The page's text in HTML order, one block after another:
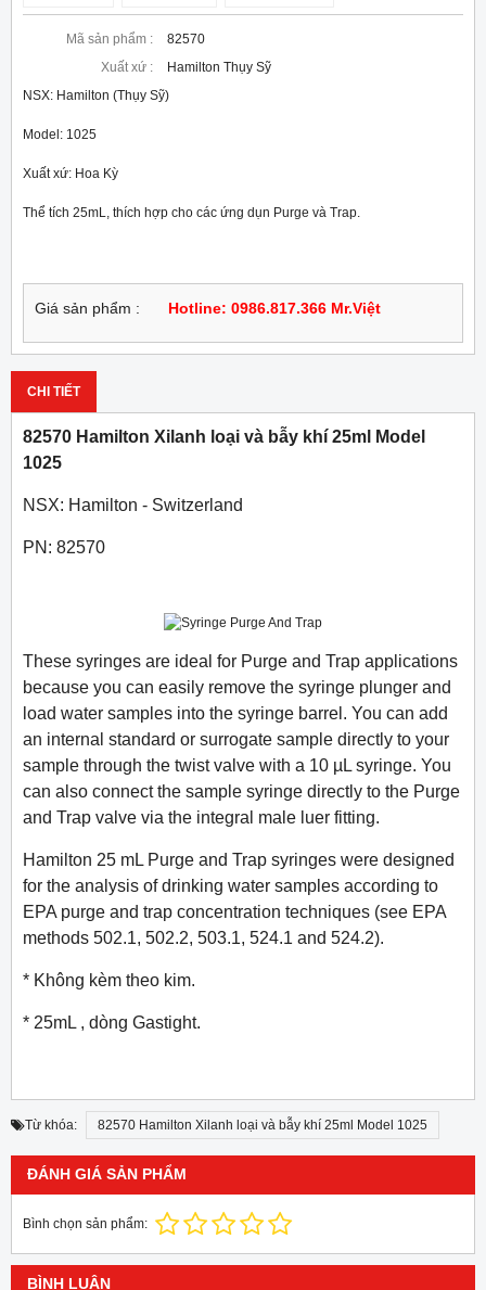
Mã sản phẩm :
82570
Xuất xứ :
Hamilton Thụy Sỹ
NSX: Hamilton (Thụy Sỹ)
Model: 1025
Xuất xứ: Hoa Kỳ
Thể tích 25mL, thích hợp cho các ứng dụn Purge và Trap.
Giá sản phẩm : Hotline: 0986.817.366 Mr.Việt
CHI TIẾT
82570 Hamilton Xilanh loại và bẫy khí 25ml Model
1025
NSX: Hamilton - Switzerland
PN: 82570
These syringes are ideal for Purge and Trap applications
because you can easily remove the syringe plunger and
load water samples into the syringe barrel. You can add
an internal standard or surrogate sample directly to your
sample through the twist valve with a 10 µL syringe. You
can also connect the sample syringe directly to the Purge
and Trap valve via the integral male luer fitting.
Hamilton 25 mL Purge and Trap syringes were designed
for the analysis of drinking water samples according to
EPA purge and trap concentration techniques (see EPA
methods 502.1, 502.2, 503.1, 524.1 and 524.2).
* Không kèm theo kim.
* 25mL , dòng Gastight.
Từ khóa: 82570 Hamilton Xilanh loại và bẫy khí 25ml Model 1025
ĐÁNH GIÁ SẢN PHẨM
Bình chọn sản phẩm:
BÌNH LUẬN